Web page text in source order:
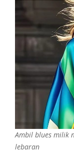
Ambil blues milik
lebaran